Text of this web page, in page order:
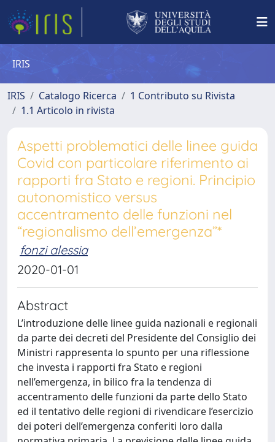
IRIS
IRIS Catalogo Ricerca
1 Contributo su Rivista
1.1 Articolo in rivista
Aspetti problematici delle linee guida
Covid con particolare riferimento ai
rapporti fra Stato e regioni. Principio
autonomistico versus
accentramento delle funzioni nel
“regionalismo dell’emergenza”*
fonzi alessia
2020-01-01
Abstract
L’introduzione delle linee guida nazionali e regionali
da parte dei decreti del Presidente del Consiglio dei
Ministri rappresenta lo spunto per una riflessione
che investa i rapporti fra Stato e regioni
nell’emergenza, in bilico fra la tendenza di
accentramento delle funzioni da parte dello Stato
ed il tentativo delle regioni di rivendicare l’esercizio
dei poteri dell’emergenza conferiti loro dalla